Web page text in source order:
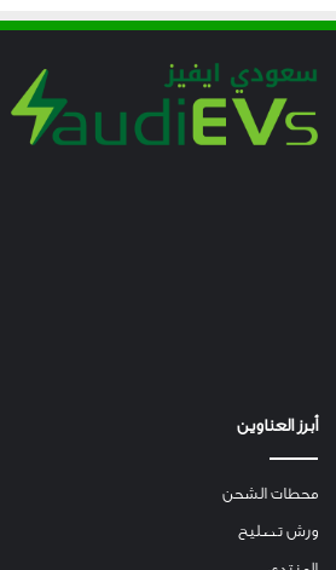
أبرز العناوين
محطات الشحن
ورش تصليح